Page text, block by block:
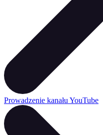
Prowadzenie kanału YouTube